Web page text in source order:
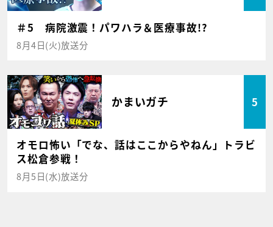
＃5 病院激震！パワハラ＆医療事故!?
8月4日(火)放送分
かまいガチ 5
オモロ怖い「でな、話はここからやねん」トラビ
ス松倉参戦！
8月5日(水)放送分